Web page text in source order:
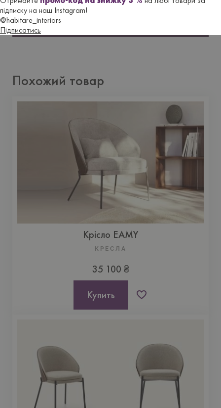
підписку на наш Instagram!
@habitare_interiors
Підписатись
Похожий товар
Крісло EAMY
КРЕСЛА
35 100 ₴
Купить